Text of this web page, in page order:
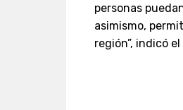
personas
asimismo,
región”, indicó